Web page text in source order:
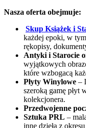
Nasza oferta obejmuje:
Skup Książek i
każdej epoki, w
rękopisy,
Antyki i Starocie
wyjątkowych
które wzbogacą
Płyty Winylowe –
szeroką gamę płyt
kolekcjonera.
Przedwojenne
Sztuka PRL –
inne dzieła z